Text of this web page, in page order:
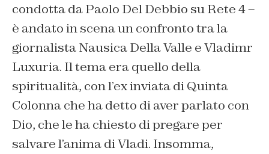
condotta da Paolo Del Debbio su Rete 4 –
è andato in scena un confronto tra la
giornalista Nausica Della Valle e Vladimr
Luxuria. Il tema era quello della
spiritualità, con l’ex inviata di Quinta
Colonna che ha detto di aver parlato con
Dio, che le ha chiesto di pregare per
salvare l’anima di Vladi. Insomma,